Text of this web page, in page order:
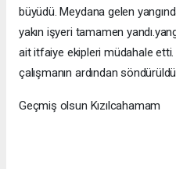
büyüdü. Meydana gelen
yakın işyeri tamamen
ait itfaiye ekipleri müdahale etti.
çalışmanın ardından
Geçmiş olsun Kızılcahamam